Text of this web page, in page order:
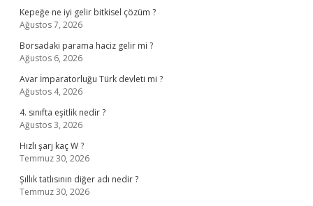
Kepeğe ne iyi gelir bitkisel çözüm ?
Ağustos 7, 2026
Borsadaki parama haciz gelir mi ?
Ağustos 6, 2026
Avar İmparatorluğu Türk devleti mi ?
Ağustos 4, 2026
4. sınıfta eşitlik nedir ?
Ağustos 3, 2026
Hızlı şarj kaç W ?
Temmuz 30, 2026
Şıllık tatlısının diğer adı nedir ?
Temmuz 30, 2026